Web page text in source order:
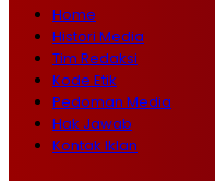
Home
Histori Media
Tim Redaksi
Kode Etik
Pedoman Media
Hak Jawab
Kontak Iklan